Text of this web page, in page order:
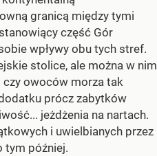
granicą między tymi
część Gór
wpływy obu tych stref.
stolice, ale można w nim
owoców morza tak
prócz zabytków
jeżdżenia na nartach.
i uwielbianych przez
tym później.